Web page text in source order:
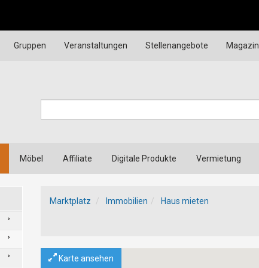
Gruppen Veranstaltungen Stellenangebote Magazin
Möbel Affiliate Digitale Produkte Vermietung
Marktplatz Immobilien Haus mieten
Karte ansehen